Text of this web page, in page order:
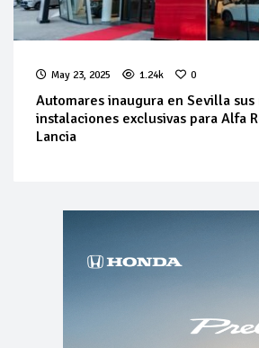
May 23, 2025 1.24k 0
Automares inaugura en Sevilla sus
instalaciones exclusivas para Alfa
Lancia